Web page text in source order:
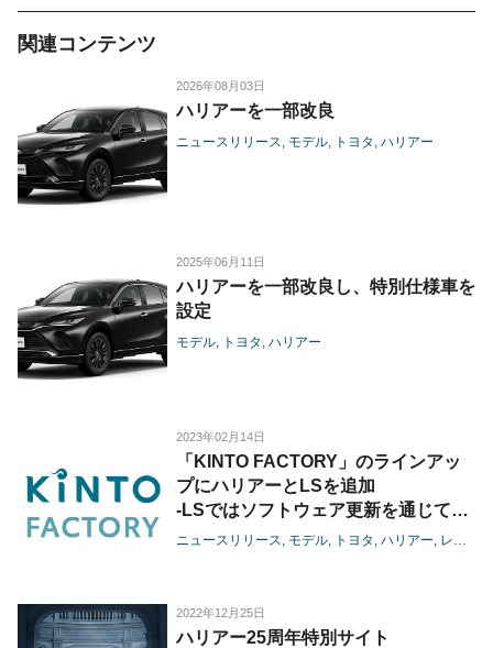
関連コンテンツ
2026年08月03日
ハリアーを一部改良
ニュースリリース モデル トヨタ ハリアー
2025年06月11日
ハリアーを一部改良し、特別仕様車を
設定
モデル トヨタ ハリアー
2023年02月14日
「KINTO FACTORY」のラインアッ
プにハリアーとLSを追加
-LSではソフトウェア更新を通じてア
クセル操作時のレスポンス・加速フィ
ニュースリリース モデル トヨタ ハリアー レクサス
2022年12月25日
ハリアー25周年特別サイト